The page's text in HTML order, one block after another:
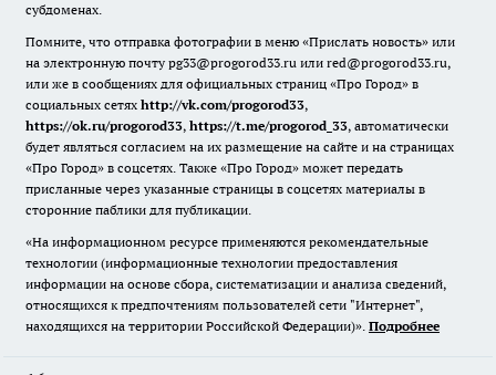
субдоменах.
Помните, что отправка фотографии в меню «Прислать новость» или
на электронную почту pg33@progorod33.ru или red@progorod33.ru,
или же в сообщениях для официальных страниц «Про Город» в
социальных сетях http://vk.com/progorod33,
https://ok.ru/progorod33, https://t.me/progorod_33, автоматически
будет являться согласием на их размещение на сайте и на страницах
«Про Город» в соцсетях. Также «Про Город» может передать
присланные через указанные страницы в соцсетях материалы в
сторонние паблики для публикации.
«На информационном ресурсе применяются рекомендательные
технологии (информационные технологии предоставления
информации на основе сбора, систематизации и анализа сведений,
относящихся к предпочтениям пользователей сети "Интернет",
находящихся на территории Российской Федерации)». Подробнее